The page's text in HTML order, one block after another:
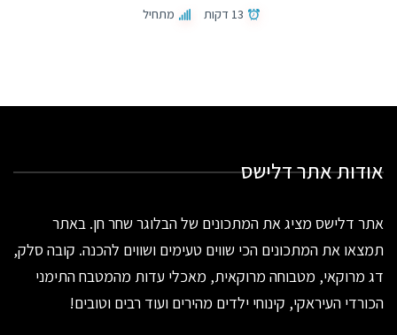
13 דקות מתחיל
אודות אתר דלישס
אתר דלישס מציג את המתכונים של הבלוגר שחר חן. באתר
תמצאו את המתכונים הכי שווים טעימים ושווים להכנה. קובה סלק,
דג מרוקאי, מטבוחה מרוקאית, מאכלי עדות מהמטבח התימני
הכורדי העיראקי, קינוחי ילדים מהירים ועוד רבים וטובים!